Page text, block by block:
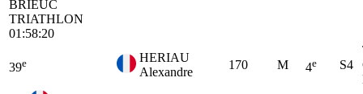
BRIEUC
TRIATHLON
01:58:20
39e
HERIAU
Alexandre
170 M 4e S4